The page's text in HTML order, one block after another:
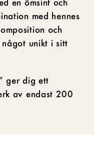
med hennes
och
unikt i sitt
ger dig ett
av endast 200